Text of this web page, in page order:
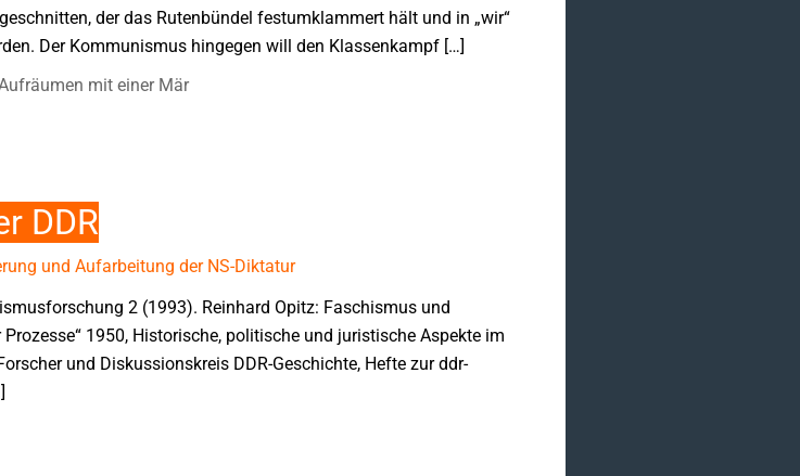
der das Rutenbündel festumklammert hält und in „wir“
Der Kommunismus hingegen will den Klassenkampf […]
mit einer Mär
DDR
und Aufarbeitung der NS-Diktatur
2 (1993). Reinhard Opitz: Faschismus und
1950, Historische, politische und juristische Aspekte im
und Diskussionskreis DDR-Geschichte, Hefte zur ddr-